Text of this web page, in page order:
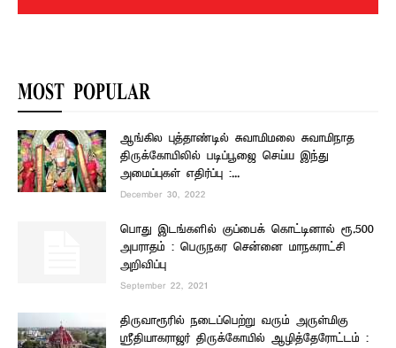
MOST POPULAR
ஆங்கில புத்தாண்டில் சுவாமிமலை சுவாமிநாத
திருக்கோயிலில் படிப்பூஜை செய்ய இந்து
அமைப்புகள் எதிர்ப்பு :...
December 30, 2022
பொது இடங்களில் குப்பைக் கொட்டினால் ரூ.500
அபராதம் : பெருநகர சென்னை மாநகராட்சி
அறிவிப்பு
September 22, 2021
திருவாரூரில் நடைப்பெற்று வரும் அருள்மிகு
ஸ்ரீதியாகராஜர் திருக்கோயில் ஆழித்தேரோட்டம் :